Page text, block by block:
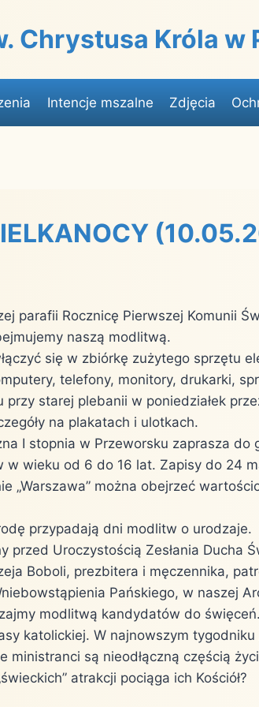
Chrystusa Króla w
Intencje mszalne Zdjęcia
parafii Rocznicę Pierwszej Komunii
naszą modlitwą.
się w zbiórkę zużytego sprzętu
telefony, monitory, drukarki,
przy starej plebanii w poniedziałek
na plakatach i ulotkach.
I stopnia w Przeworsku zaprasza do
w wieku od 6 do 16 lat. Zapisy do 24
„Warszawa” można obejrzeć
przypadają dni modlitw o urodzaje.
przed Uroczystością Zesłania Ducha
Boboli, prezbitera i męczennika,
Pańskiego, w naszej
modlitwą kandydatów do święceń.
katolickiej. W najnowszym tygodniku
ministranci są nieodłączną częścią
atrakcji pociąga ich Kościół?